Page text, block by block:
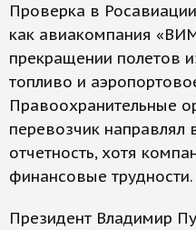
Проверка в
как авиакомпания
прекращении полетов
топливо и
Правоохранительные
перевозчик
отчетность, хотя
финансовые трудности.
Президент Владимир